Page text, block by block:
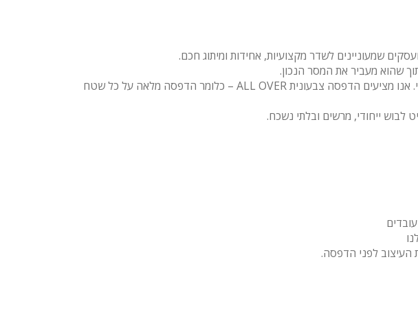
שמעוניינים לשדר מקצועיות, אחידות ומיתוג חכם.
שהוא מעביר את המסר הנכון.
העניבה הממותגת שלנו, מבית המותג Emma Hansson, מיוצרת מחומרים איכותיים ונתפרת בדיוק מקסימלי. אנו מציעים הדפסה צבעונית ALL OVER – כלומר הדפסה מלאה על כל שטח
לבוש ייחודי, מרשים ובלתי נשכח.
לפני הדפסה.